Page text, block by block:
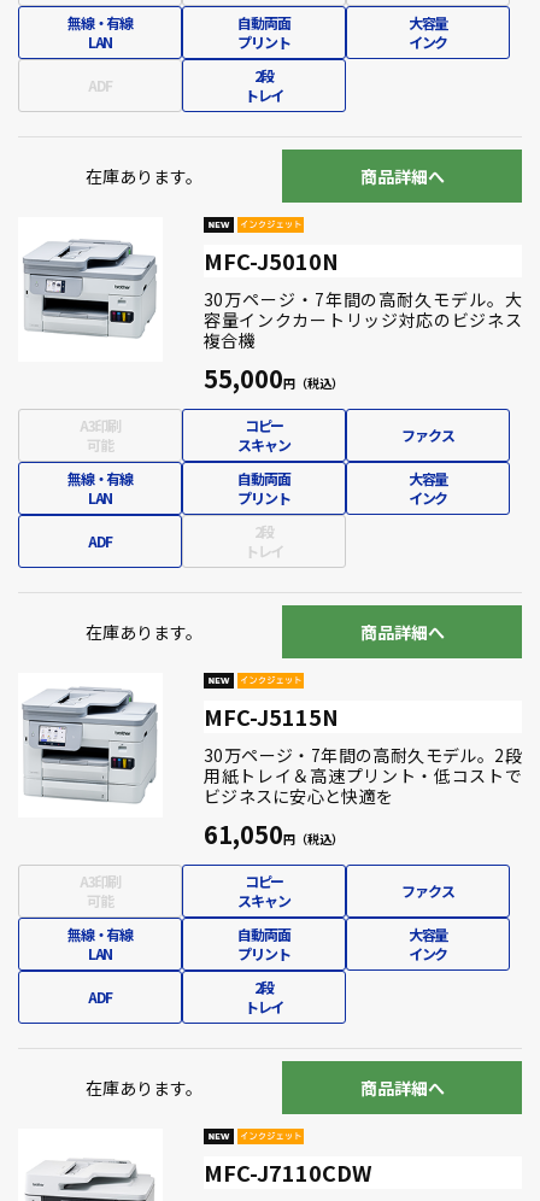
無線・有線
LAN
自動両面
プリント
大容量
インク
ADF
2段
トレイ
在庫あります。 商品詳細へ
MFC-J5010N
30万ページ・7年間の高耐久モデル。大
容量インクカートリッジ対応のビジネス
複合機
55,000
A3印刷
可能
コピー
スキャン
ファクス
無線・有線
LAN
自動両面
プリント
大容量
インク
ADF
2段
トレイ
在庫あります。 商品詳細へ
MFC-J5115N
30万ページ・7年間の高耐久モデル。2段
用紙トレイ＆高速プリント・低コストで
ビジネスに安心と快適を
61,050
A3印刷
可能
コピー
スキャン
ファクス
無線・有線
LAN
自動両面
プリント
大容量
インク
ADF
2段
トレイ
在庫あります。 商品詳細へ
MFC-J7110CDW